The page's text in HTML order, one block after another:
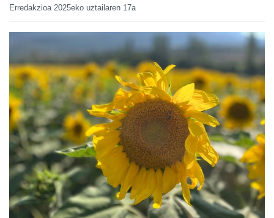
Erredakzioa 2025eko uztailaren 17a